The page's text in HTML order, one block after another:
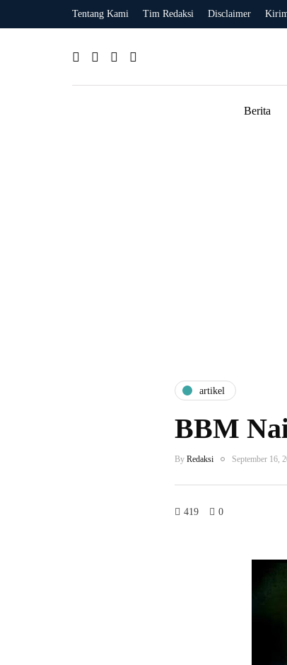
Tentang Kami Tim Redaksi Disclaimer
Berita
artikel
BBM
By Redaksi September 16,
419 0